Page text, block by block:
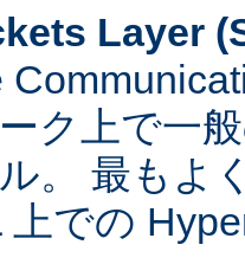
Layer
ク上で一
。 最もよ
上での